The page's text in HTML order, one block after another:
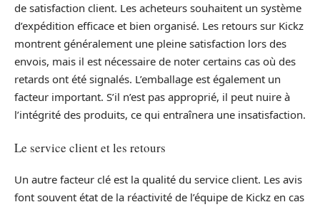
de satisfaction client. Les acheteurs souhaitent un système
d’expédition efficace et bien organisé. Les retours sur Kickz
montrent généralement une pleine satisfaction lors des
envois, mais il est nécessaire de noter certains cas où des
retards ont été signalés. L’emballage est également un
facteur important. S’il n’est pas approprié, il peut nuire à
l’intégrité des produits, ce qui entraînera une insatisfaction.
Le service client et les retours
Un autre facteur clé est la qualité du service client. Les avis
font souvent état de la réactivité de l’équipe de Kickz en cas